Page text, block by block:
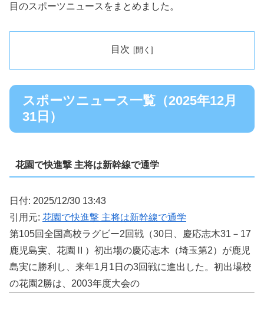
目のスポーツニュースをまとめました。
目次
スポーツニュース一覧（2025年12月
31日）
花園で快進撃 主将は新幹線で通学
日付: 2025/12/30 13:43
引用元: 花園で快進撃 主将は新幹線で通学
第105回全国高校ラグビー2回戦（30日、慶応志木31－17
鹿児島実、花園Ⅱ）初出場の慶応志木（埼玉第2）が鹿児
島実に勝利し、来年1月1日の3回戦に進出した。初出場校
の花園2勝は、2003年度大会の